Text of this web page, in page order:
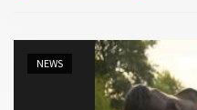
nell’ambito della
NEWS